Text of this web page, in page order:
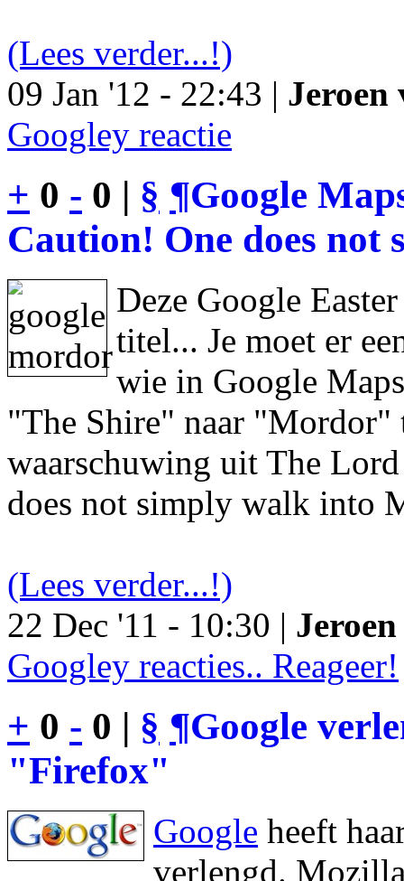
(Lees verder...!)
09 Jan '12 - 22:43 | Jeroen
Googley reactie
+ 0 - 0 | § ¶Google
Caution! One does
Deze Google
titel... Je moet er
wie in Google
"The Shire" naar "Mordor"
waarschuwing uit The
does not simply walk into
(Lees verder...!)
22 Dec '11 - 10:30 |
Googley reacties.. Reageer!
+ 0 - 0 | § ¶Google
"Firefox"
Google heeft
verlengd.